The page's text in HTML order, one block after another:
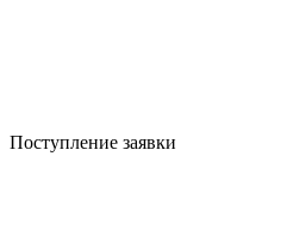
Поступление заявки